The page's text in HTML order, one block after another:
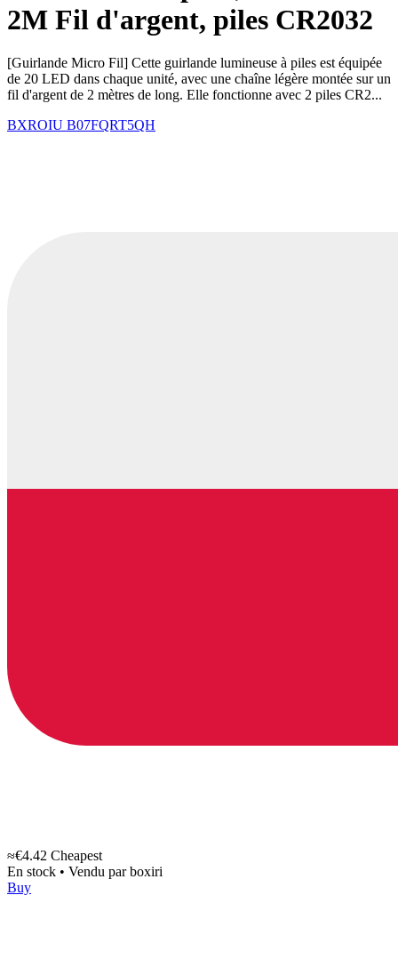
2M Fil d'argent, piles CR2032
[Guirlande Micro Fil] Cette guirlande lumineuse à piles est équipée
de 20 LED dans chaque unité, avec une chaîne légère montée sur un
fil d'argent de 2 mètres de long. Elle fonctionne avec 2 piles CR2...
BXROIU B07FQRT5QH
≈€4.42 Cheapest
En stock • Vendu parboxiri
Buy